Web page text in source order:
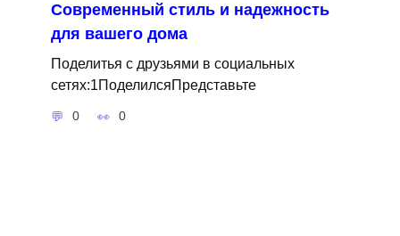
Современный стиль и надежность
для вашего дома
Поделитья с друзьями в социальных
сетях:1ПоделилсяПредставьте
0 0